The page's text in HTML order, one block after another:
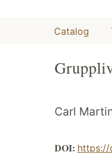
Catalog
Carl
DOI: https://